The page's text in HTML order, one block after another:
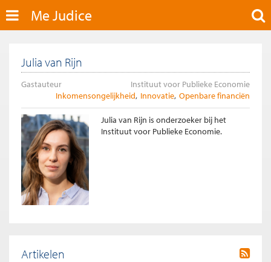
Me Judice
Julia van Rijn
Gastauteur
Instituut voor Publieke Economie
Inkomensongelijkheid Innovatie Openbare financiën
Julia van Rijn is onderzoeker bij het
Instituut voor Publieke Economie.
Artikelen